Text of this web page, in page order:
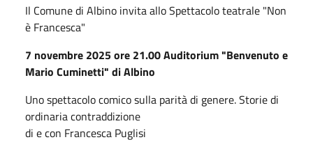
Il Comune di Albino invita allo Spettacolo teatrale "Non
è Francesca"
7 novembre 2025 ore 21.00 Auditorium "Benvenuto e
Mario Cuminetti" di Albino
Uno spettacolo comico sulla parità di genere. Storie di
ordinaria contraddizione
di e con Francesca Puglisi